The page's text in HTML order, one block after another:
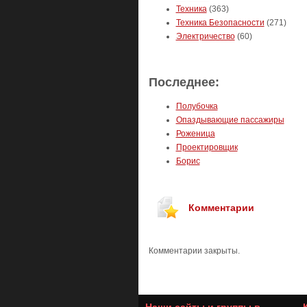
Техника(363)
Техника Безопасности (271)
Электричество(60)
Последнее:
Полубочка
Опаздывающие пассажиры
Роженица
Проектировщик
Борис
Комментарии
Комментарии закрыты.